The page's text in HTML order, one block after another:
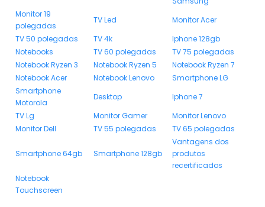
Monitor 19
polegadas
TV Led
Monitor Acer
TV 50 polegadas
TV 4k
Iphone 128gb
Notebooks
TV 60 polegadas
TV 75 polegadas
Notebook Ryzen 3
Notebook Ryzen 5
Notebook Ryzen 7
Notebook Acer
Notebook Lenovo
Smartphone LG
Smartphone
Motorola
Desktop
Iphone 7
TV Lg
Monitor Gamer
Monitor Lenovo
Monitor Dell
TV 55 polegadas TV 65 polegadas
Smartphone 64gb Smartphone 128gb
Vantagens dos
produtos
recertificados
Notebook
Touchscreen